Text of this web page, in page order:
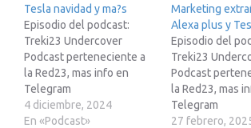
Tesla navidad y ma?s
Episodio del podcast:
Treki23 Undercover
Podcast perteneciente a
la Red23, mas info en
Telegram
https://t.me/red23es
Enlace MacBook Air m3
4 diciembre, 2024
En «Podcast»
Marketing
Alexa plus y
Episodio del
Treki23
Podcast
la Red23, mas
Telegram
https://t.me/
27 febrero,